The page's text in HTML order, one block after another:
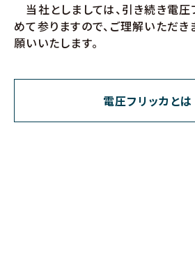
当社としましては、引き続き電
めて参りますので、ご理解いただき
願いいたします。
電圧フリッカとは